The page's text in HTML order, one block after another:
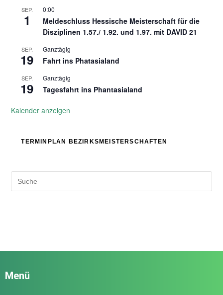
SEP.
1
0:00
Meldeschluss Hessische Meisterschaft für die
Disziplinen 1.57./ 1.92. und 1.97. mit DAVID 21
SEP.
19
Ganztägig
Fahrt ins Phatasialand
SEP.
19
Ganztägig
Tagesfahrt ins Phantasialand
Kalender anzeigen
TERMINPLAN BEZIRKSMEISTERSCHAFTEN
Menü